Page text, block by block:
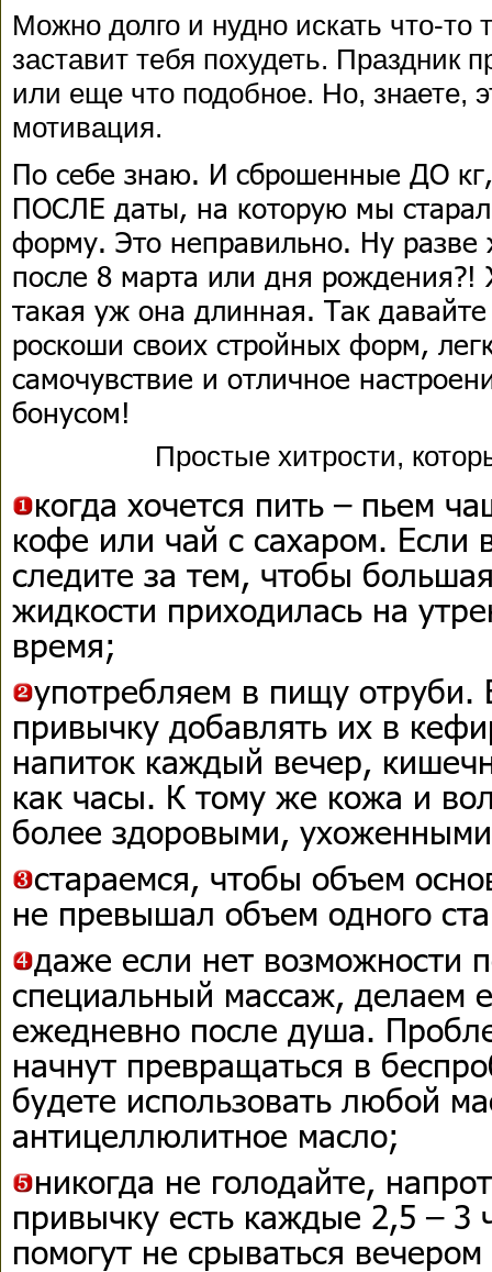
Можно долго и нудно искать что-то
заставит тебя похудеть. Праздник
или еще что подобное. Но, знаете,
мотивация.
По себе знаю. И сброшенные ДО
ПОСЛЕ даты, на которую мы
форму. Это неправильно. Ну разве
после 8 марта или дня
такая уж она длинная. Так
роскоши своих стройных форм,
самочувствие и отличное
бонусом!
Простые хитрости,
когда хочется пить – пьем
кофе или чай с сахаром. Если
следите за тем, чтобы
жидкости приходилась на
время;
употребляем в пищу отруби.
привычку добавлять их в
напиток каждый вечер,
как часы. К тому же кожа и
более здоровыми,
стараемся, чтобы объем
не превышал объем одного
даже если нет возможности
специальный массаж, делаем
ежедневно после душа.
начнут превращаться в
будете использовать любой
антицеллюлитное масло;
никогда не голодайте,
привычку есть каждые 2,5 – 3
помогут не срываться